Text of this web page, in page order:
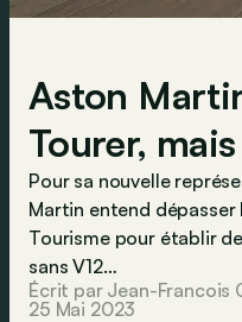
Aston
Tourer,
Pour sa nouvelle
Martin entend
Tourisme pour établir
sans V12…
Écrit par Jean-Francois
25 Mai 2023